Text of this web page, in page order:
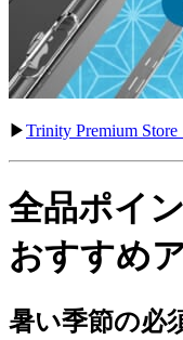
▶︎Trinity Premium Store
全品ポイ
おすすめ
暑い季節の必